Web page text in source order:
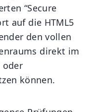
“Secure
auf die HTML5
den vollen
direkt im
oder
können.